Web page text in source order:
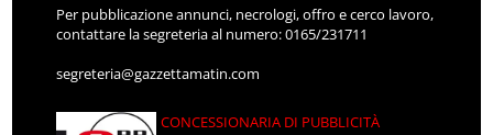
Per pubblicazione annunci, necrologi, offro e cerco lavoro,
contattare la segreteria al numero: 0165/231711
segreteria@gazzettamatin.com
CONCESSIONARIA DI PUBBLICITÀ